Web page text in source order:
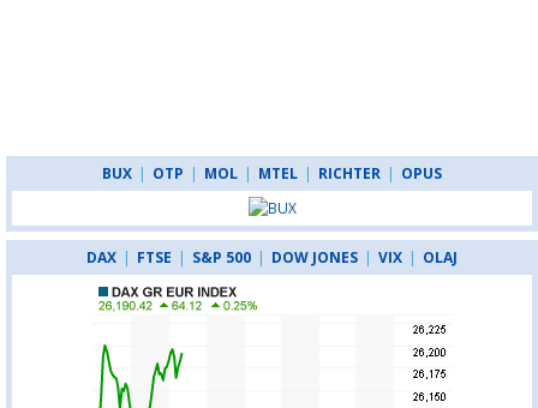
BUX | OTP | MOL | MTEL | RICHTER | OPUS
DAX | FTSE | S&P 500 | DOW JONES | VIX | OLAJ